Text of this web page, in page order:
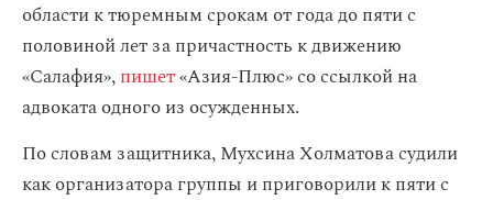
области к тюремным срокам от года до пяти с
половиной лет за причастность к движению
«Салафия»,пишет«Азия-Плюс» со ссылкой на
адвоката одного из осужденных.
По словам защитника,Мухсина Холматова судили
как организатора группы и приговорили к пяти с